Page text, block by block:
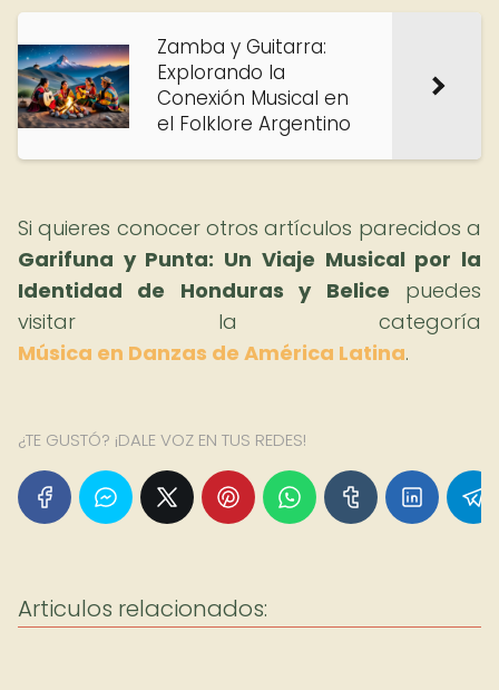
Zamba y Guitarra:
Explorando la
Conexión Musical en
el Folklore Argentino
Si quieres conocer otros artículos parecidos a
Garifuna y Punta: Un Viaje Musical por la
Identidad de Honduras y Belice puedes
visitar la categoría
Música en Danzas de América Latina.
¿TE GUSTÓ? ¡DALE VOZ EN TUS REDES!
Articulos relacionados: